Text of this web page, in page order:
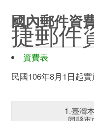
國內郵件資
捷郵件
資費表
民國106年8月1日起
1.臺灣